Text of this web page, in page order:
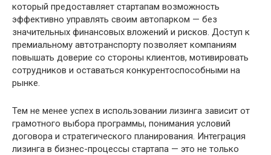
который предоставляет стартапам возможность
эффективно управлять своим автопарком — без
значительных финансовых вложений и рисков. Доступ к
премиальному автотранспорту позволяет компаниям
повышать доверие со стороны клиентов, мотивировать
сотрудников и оставаться конкурентоспособными на
рынке.
Тем не менее успех в использовании лизинга зависит от
грамотного выбора программы, понимания условий
договора и стратегического планирования. Интеграция
лизинга в бизнес-процессы стартапа — это не только